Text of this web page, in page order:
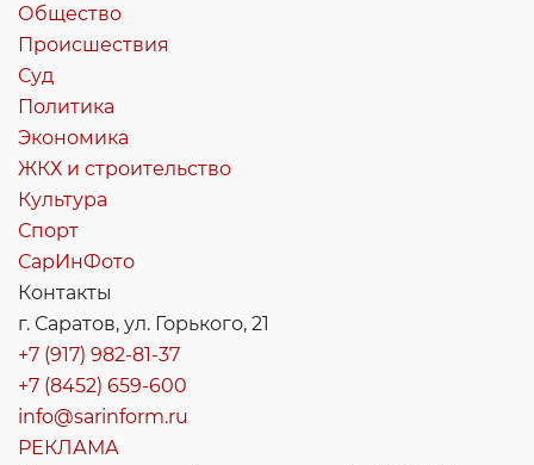
Общество
Происшествия
Суд
Политика
Экономика
ЖКХ и строительство
Культура
Спорт
СарИнФото
Контакты
г. Саратов, ул. Горького, 21
+7 (917) 982-81-37
+7 (8452) 659-600
info@sarinform.ru
РЕКЛАМА